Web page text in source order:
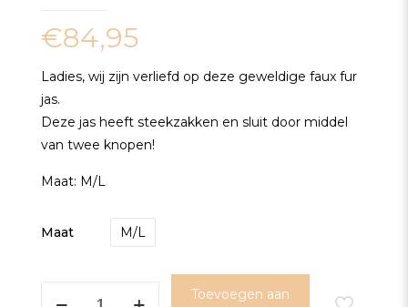
€84,95
Ladies, wij zijn verliefd op deze geweldige faux fur
jas.
Deze jas heeft steekzakken en sluit door middel
van twee knopen!
Maat: M/L
Maat M/L
Toevoegen aan